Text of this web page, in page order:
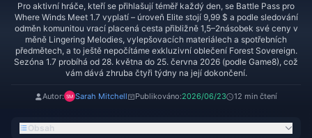
Pro aktivní hráče, kteří se přihlašují téměř každý den, se Battle Pass pro
Where Winds Meet 1.7 vyplatí – úroveň Elite stojí 9,99 $ a podle sledování
odměn komunitou vrací placená cesta přibližně 1,5–2násobek své ceny v
měně Lingering Melodies, vylepšovacích materiálech a spotřebních
předmětech, a to ještě nepočítáme exkluzivní oblečení Forest Sovereign.
Sezóna 1.7 probíhá od 28. května do 25. června 2026 (podle Game8), což
vám dává zhruba čtyři týdny na její dokončení.
Autor: Sarah Mitchell Publikováno:2026/06/23 12 min čtení
Obsah